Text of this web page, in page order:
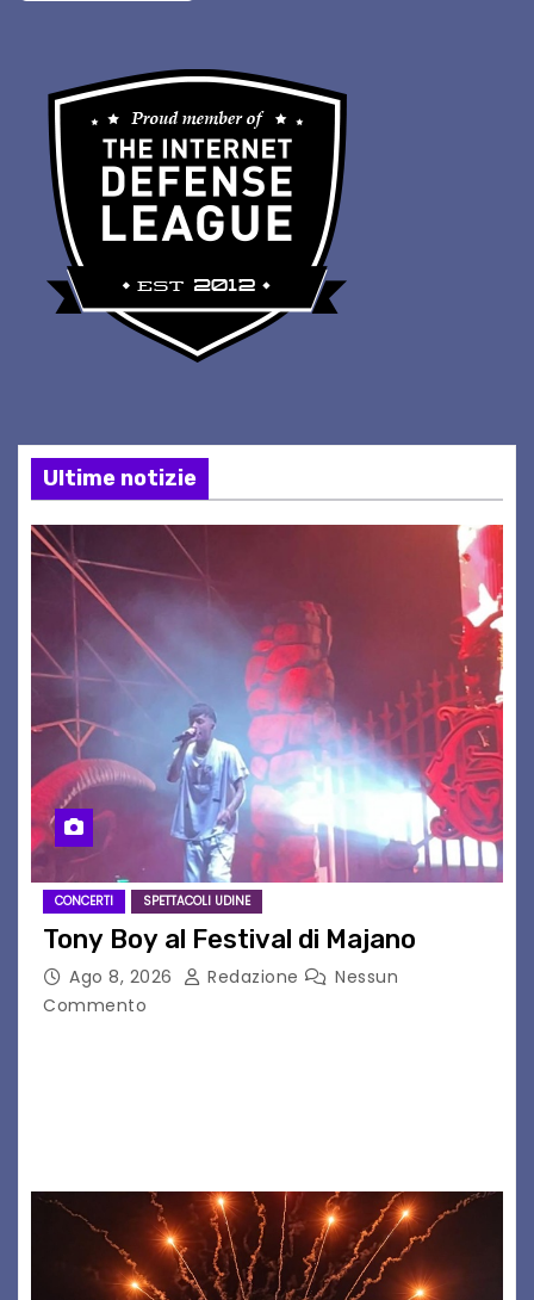
Ultime notizie
CONCERTI SPETTACOLI UDINE
Tony Boy al Festival di Majano
Ago 8, 2026 Redazione
Nessun
Commento